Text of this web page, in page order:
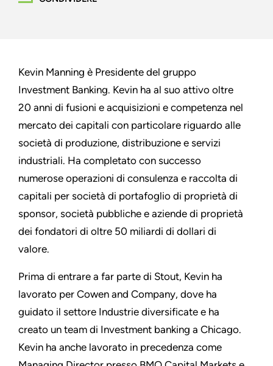
Kevin Manning è Presidente del gruppo
Investment Banking. Kevin ha al suo attivo oltre
20 anni di fusioni e acquisizioni e competenza nel
mercato dei capitali con particolare riguardo alle
società di produzione, distribuzione e servizi
industriali. Ha completato con successo
numerose operazioni di consulenza e raccolta di
capitali per società di portafoglio di proprietà di
sponsor, società pubbliche e aziende di proprietà
dei fondatori di oltre 50 miliardi di dollari di
valore.
Prima di entrare a far parte di Stout, Kevin ha
lavorato per Cowen and Company, dove ha
guidato il settore Industrie diversificate e ha
creato un team di Investment banking a Chicago.
Kevin ha anche lavorato in precedenza come